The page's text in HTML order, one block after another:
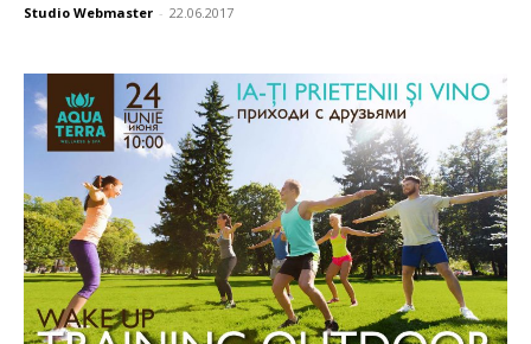
Studio Webmaster - 22.06.2017